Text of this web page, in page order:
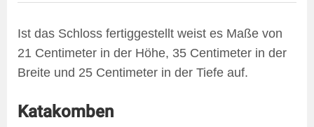
Ist das Schloss fertiggestellt weist es Maße von
21 Centimeter in der Höhe, 35 Centimeter in der
Breite und 25 Centimeter in der Tiefe auf.
Katakomben